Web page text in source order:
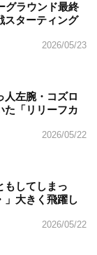
グラウンド最終
スターティング
2026/05/23
人左腕・コズロ
た「リリーフカ
2026/05/22
もしてしまっ
」大きく飛躍し
2026/05/22